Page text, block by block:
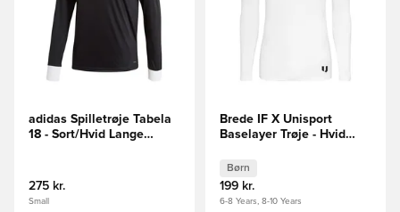
adidas Spilletrøje Tabela
18 - Sort/Hvid Lange
275 kr.
Small
Brede IF X Unisport
Baselayer Trøje - Hvid
Børn
199 kr.
6-8 Years, 8-10 Years